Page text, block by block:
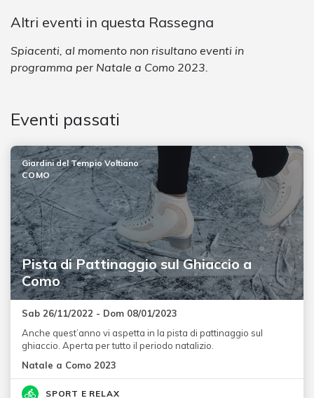
Altri eventi in questa Rassegna
Spiacenti, al momento non risultano eventi in
programma per Natale a Como 2023.
Eventi passati
Pista di Pattinaggio sul Ghiaccio a
Como
Giardini del Tempio Voltiano
COMO
Sab 26/11/2022 - Dom 08/01/2023
Anche quest’anno vi aspetta in la pista di pattinaggio sul
ghiaccio. Aperta per tutto il periodo natalizio.
Natale a Como 2023
SPORT E RELAX